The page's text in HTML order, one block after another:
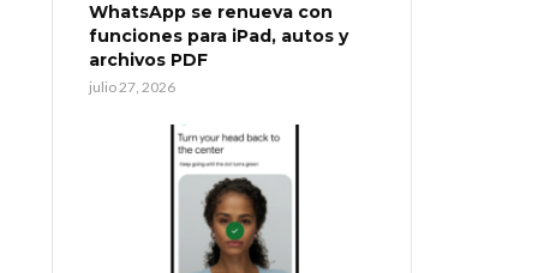
WhatsApp se renueva con
funciones para iPad, autos y
archivos PDF
julio 27, 2026